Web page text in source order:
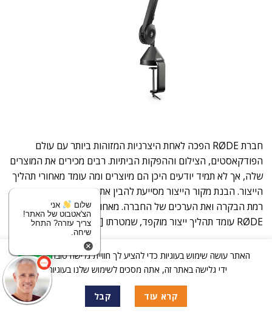
חברת RØDE הפכה לאחת היצרניות המזוהות ביותר עם עולם
הפודקאסטים, הצילום וההפקות הביתיות. רבים מכירים את המוצרים
שלה, אך לא תמיד יודעים היכן הם מיוצרים ומה עומד מאחורי תהליך
הייצור. הבנת מקור הייצור מסייעת להבין את איכות המוצרים, את
רמת הבקרה ואת הערכים של החברה. מאחורי כל מיקרופון של
RØDE עומד תהליך ייצור מוקפד, שמטרתו […]
האתר עושה שימוש בעוגיות כדי להציע לך חוויית גלישה טובה יותר. על
ידי גלישה באתר זה, אתה מסכים לשימוש שלנו בעוגיות.
קרא עוד קבל
שלום
אני
הצ'אטבוט של האתר!
צריך עזרה? התחל
שיחה.